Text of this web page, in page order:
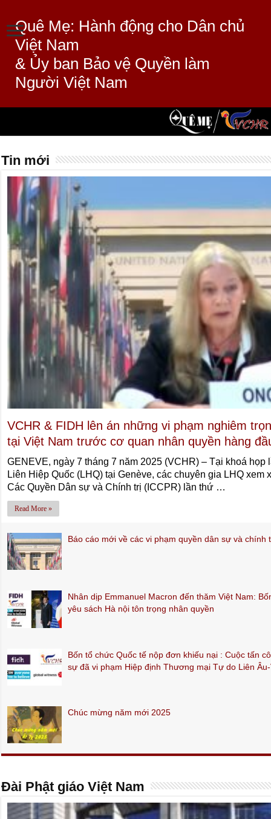
Quê Mẹ: Hành động cho Dân chủ
Việt Nam
& Ủy ban Bảo vệ Quyền làm
Người Việt Nam
Tin mới
VCHR & FIDH lên án những vi phạm nghiêm
tại Việt Nam trước cơ quan nhân quyền hàng
GENEVE, ngày 7 tháng 7 năm 2025 (VCHR) – Tại khoá
Liên Hiệp Quốc (LHQ) tại Genève, các chuyên gia LHQ
Các Quyền Dân sự và Chính trị (ICCPR) lần thứ …
Read More »
Báo cáo mới về các vi phạm quyền dân sự và chính
Nhân dịp Emmanuel Macron đến thăm Việt Nam:
yêu sách Hà nội tôn trọng nhân quyền
Bốn tổ chức Quốc tế nộp đơn khiếu nại : Cuộc tấn
sự đã vi phạm Hiệp định Thương mại Tự do Liên
Chúc mừng năm mới 2025
Đài Phật giáo Việt Nam